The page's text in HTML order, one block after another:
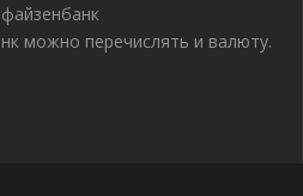
можно перечислять и валюту.